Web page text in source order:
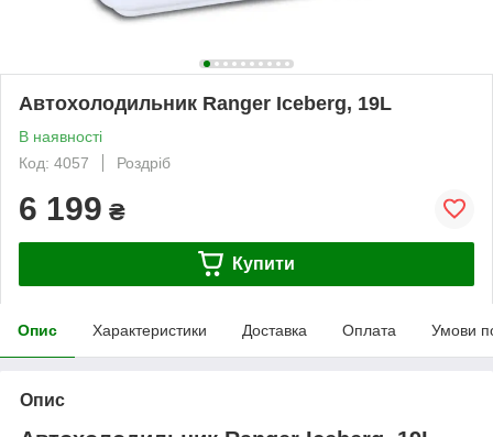
Автохолодильник Ranger Iceberg, 19L
В наявності
Код: 4057
Роздріб
6 199 ₴
Купити
Опис Характеристики Доставка Оплата Умови
Опис